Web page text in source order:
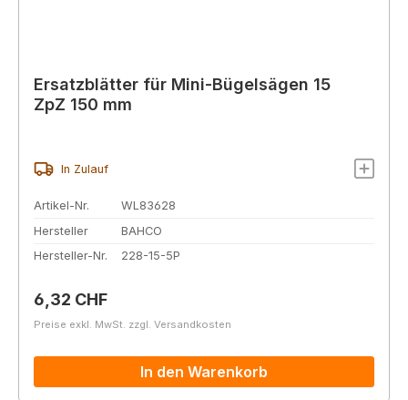
Ersatzblätter für Mini-Bügelsägen 15
ZpZ 150 mm
In Zulauf
Artikel-Nr.
WL83628
Hersteller
BAHCO
Hersteller-Nr.
228-15-5P
Regulärer Preis:
6,32 CHF
Preise exkl. MwSt. zzgl. Versandkosten
In den Warenkorb